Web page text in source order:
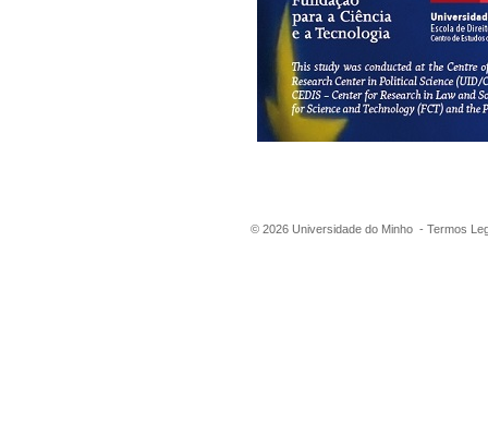
© 2026 Universidade do Minho - Termos